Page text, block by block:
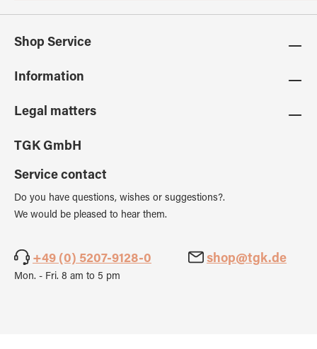
Shop Service
Information
Legal matters
TGK GmbH
Service contact
Do you have questions, wishes or suggestions?.
We would be pleased to hear them.
+49 (0) 5207-9128-0 shop@tgk.de
Mon. - Fri. 8 am to 5 pm